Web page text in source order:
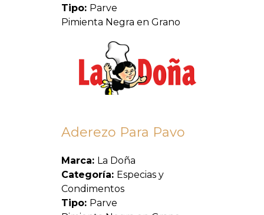
Tipo: Parve
Pimienta Negra en Grano
Aderezo Para Pavo
Marca: La Doña
Categoría: Especias y
Condimentos
Tipo: Parve